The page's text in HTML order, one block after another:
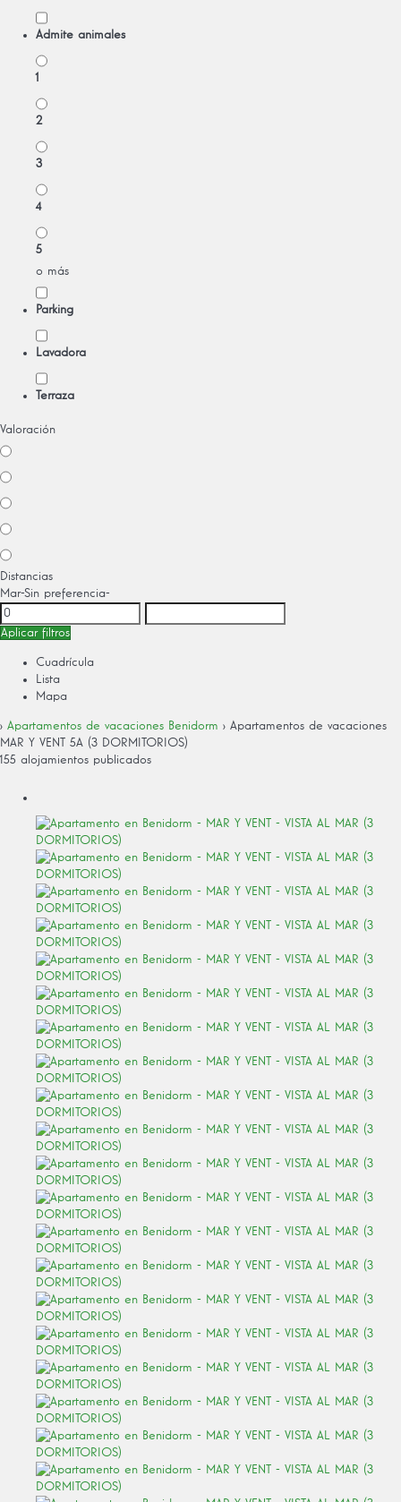
Admite animales
1
2
3
4
5
o más
Parking
Lavadora
Terraza
Valoración
Distancias
Mar-Sin preferencia-
Aplicar filtros
Cuadrícula
Lista
Mapa
› Apartamentos de vacaciones Benidorm › Apartamentos de vacaciones
MAR Y VENT 5A (3 DORMITORIOS)
155 alojamientos publicados